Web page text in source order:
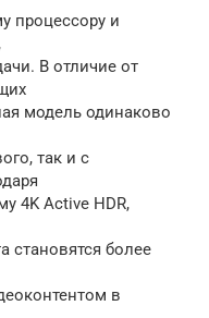
процессору и
В отличие от
модель одинаково
так и с
4K Active HDR,
становятся более
в